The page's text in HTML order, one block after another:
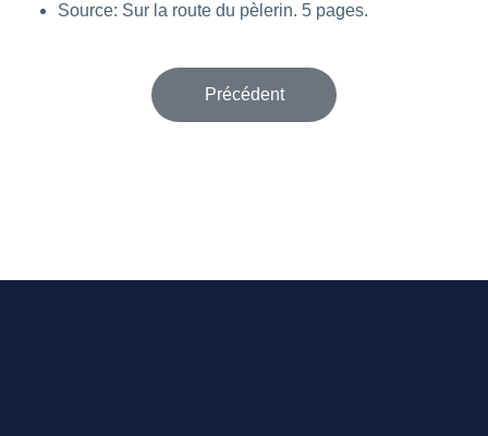
Source: Sur la route du pèlerin. 5 pages.
Article précédent : Matthieu 27 - La
Précédent